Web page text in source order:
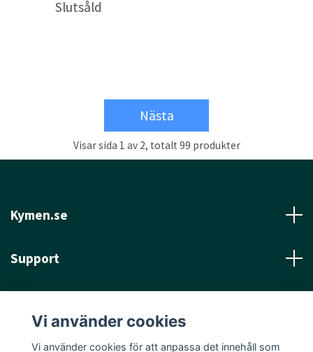
Slutsåld
Nästa
Visar sida 1 av 2, totalt 99 produkter
Kymen.se
Support
Sociala medier
Vi använder cookies
Vi använder cookies för att anpassa det innehåll som